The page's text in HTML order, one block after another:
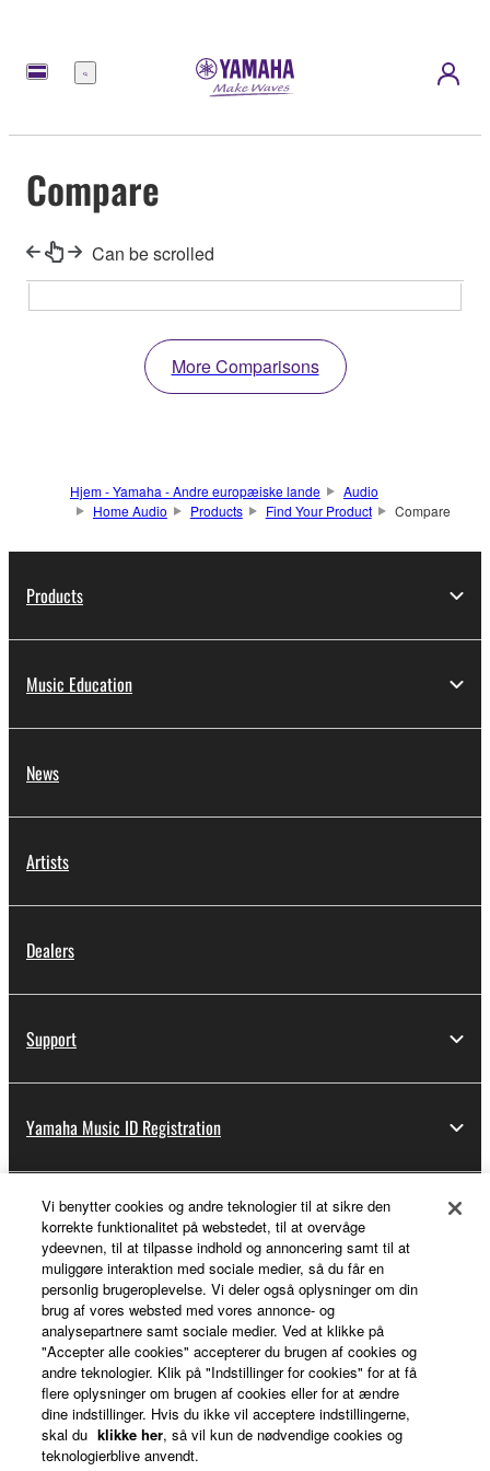
Menu
Compare
Can be scrolled
More Comparisons
Hjem - Yamaha - Andre europæiske lande
Audio
Home Audio
Products Find Your Product Compare
Products
Music Education
News
Artists
Dealers
Support
Yamaha Music ID Registration
About Yamaha
Danmark - English
Business
Vi benytter cookies og andre teknologier til at sikre den
korrekte funktionalitet på webstedet, til at overvåge
ydeevnen, til at tilpasse indhold og annoncering samt til at
muliggøre interaktion med sociale medier, så du får en
personlig brugeroplevelse. Vi deler også oplysninger om din
brug af vores websted med vores annonce- og
analysepartnere samt sociale medier. Ved at klikke på
"Accepter alle cookies" accepterer du brugen af cookies og
andre teknologier. Klik på "Indstillinger for cookies" for at få
flere oplysninger om brugen af cookies eller for at ændre
dine indstillinger. Hvis du ikke vil acceptere indstillingerne,
skal du klikke her, så vil kun de nødvendige cookies og
teknologierblive anvendt.